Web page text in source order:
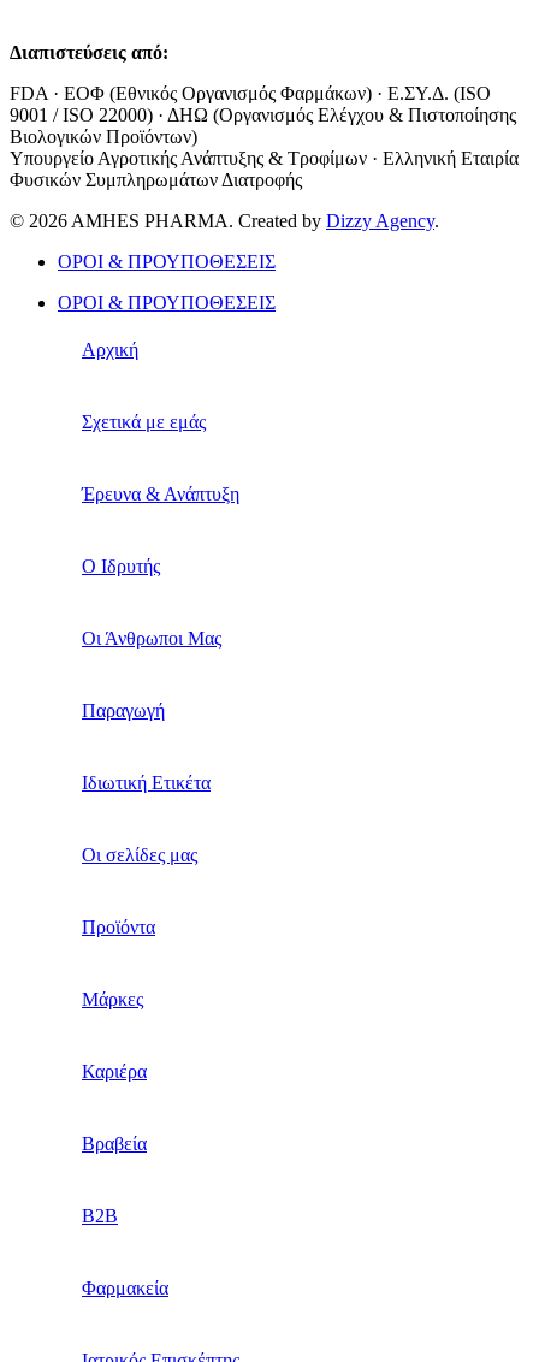
Διαπιστεύσεις από:
FDA · ΕΟΦ (Εθνικός Οργανισμός Φαρμάκων) · Ε.ΣΥ.Δ. (ISO
9001 / ISO 22000) · ΔΗΩ (Οργανισμός Ελέγχου & Πιστοποίησης
Βιολογικών Προϊόντων)
Υπουργείο Αγροτικής Ανάπτυξης & Τροφίμων · Ελληνική Εταιρία
Φυσικών Συμπληρωμάτων Διατροφής
© 2026 AMHES PHARMA. Created by Dizzy Agency.
ΟΡΟΙ & ΠΡΟΥΠΟΘΕΣΕΙΣ
ΟΡΟΙ & ΠΡΟΥΠΟΘΕΣΕΙΣ
Αρχική
Σχετικά με εμάς
Έρευνα & Ανάπτυξη
Ο Ιδρυτής
Οι Άνθρωποι Μας
Παραγωγή
Ιδιωτική Ετικέτα
Οι σελίδες μας
Προϊόντα
Μάρκες
Καριέρα
Βραβεία
B2B
Φαρμακεία